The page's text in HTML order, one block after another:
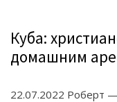
Куба:
домашним
22.07.2022 Роберт